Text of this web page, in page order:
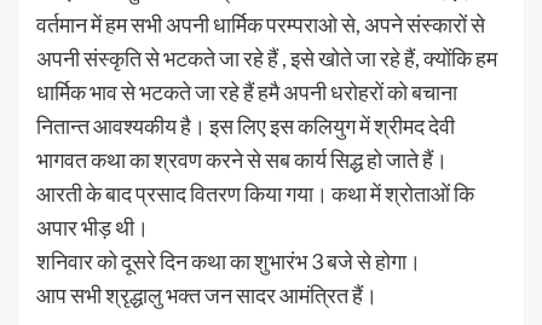
वर्तमान में हम सभी अपनी धार्मिक परम्पराओ से, अपने संस्कारों से
अपनी संस्कृति से भटकते जा रहे हैं , इसे खोते जा रहे हैं, क्योंकि हम
धार्मिक भाव से भटकते जा रहे हैं हमै अपनी धरोहरों को बचाना
नितान्त आवश्यकीय है। इस लिए इस कलियुग में श्रीमद देवी
भागवत कथा का श्रवण करने से सब कार्य सिद्ध हो जाते हैं।
आरती के बाद प्रसाद वितरण किया गया। कथा में श्रोताओं कि
अपार भीड़ थी।
शनिवार को दूसरे दिन कथा का शुभारंभ 3 बजे से होगा।
आप सभी श्रृद्धालु भक्त जन सादर आमंत्रित हैं।